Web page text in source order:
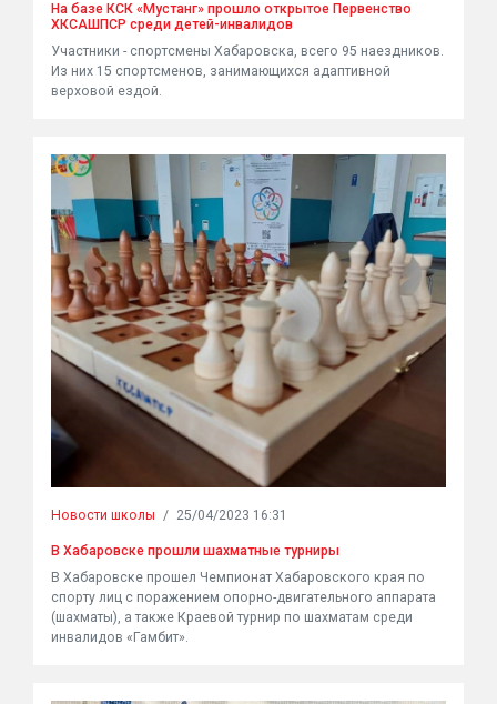
На базе КСК «Мустанг» прошло открытое Первенство
ХКСАШПСР среди детей-инвалидов
Участники - спортсмены Хабаровска, всего 95 наездников.
Из них 15 спортсменов, занимающихся адаптивной
верховой ездой.
Новости школы / 25/04/2023 16:31
В Хабаровске прошли шахматные турниры
В Хабаровске прошел Чемпионат Хабаровского края по
спорту лиц с поражением опорно-двигательного аппарата
(шахматы), а также Краевой турнир по шахматам среди
инвалидов «Гамбит».